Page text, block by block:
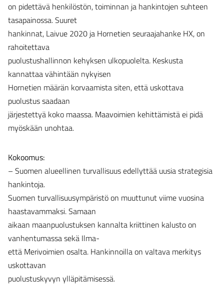
on pidettävä henkilöstön, toiminnan ja hankintojen suhteen
tasapainossa. Suuret
hankinnat, Laivue 2020 ja Hornetien seuraajahanke HX, on
rahoitettava
puolustushallinnon kehyksen ulkopuolelta. Keskusta
kannattaa vähintään nykyisen
Hornetien määrän korvaamista siten, että uskottava
puolustus saadaan
järjestettyä koko maassa. Maavoimien kehittämistä ei pidä
myöskään unohtaa.
Kokoomus:
– Suomen alueellinen turvallisuus edellyttää uusia strategisia
hankintoja.
Suomen turvallisuusympäristö on muuttunut viime vuosina
haastavammaksi. Samaan
aikaan maanpuolustuksen kannalta kriittinen kalusto on
vanhentumassa sekä Ilma-
että Merivoimien osalta. Hankinnoilla on valtava merkitys
uskottavan
puolustuskyvyn ylläpitämisessä.